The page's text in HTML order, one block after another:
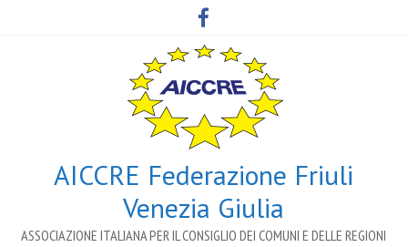
AICCRE Federazione Friuli
Venezia Giulia
ASSOCIAZIONE ITALIANA PER IL CONSIGLIO DEI COMUNI E DELLE REGIONI